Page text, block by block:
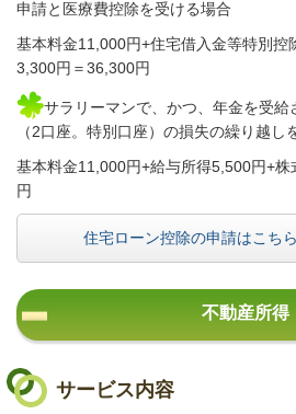
申請と医療費控除を受ける場合
基本料金11,000円+住宅借入金等特別控
3,300円＝36 ,300円
サラリーマンで、かつ、年金を受
（2口座。特別口座）の損失の繰り越し
基本料金11,000円+給与所得5,500円+
円
住宅ローン控除の申請はこち
不動産所得
サービス内容